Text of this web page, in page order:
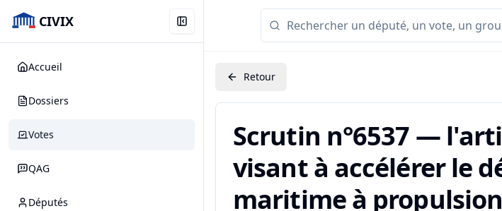
CIVIX
Accueil
Dossiers
Votes
QAG
Députés
Retour
Scrutin n°6537 —
visant à accélérer le
maritime à